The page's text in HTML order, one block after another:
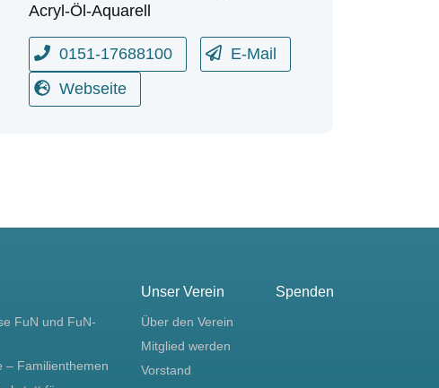
Acryl-Öl-Aquarell
0151-17688100
E-Mail
Webseite
FuN und FuN-
– Familienthemen
Unser Verein
Über den Verein
Mitglied werden
Vorstand
Spenden